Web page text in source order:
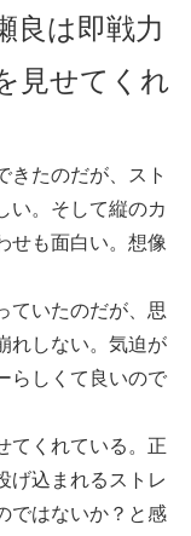
良は即戦力
見せてくれ
きたのだが、スト
い。そして縦のカ
せも面白い。想像
ていたのだが、思
れしない。気迫が
らしくて良いので
てくれている。正
げ込まれるストレ
ではないか？と感